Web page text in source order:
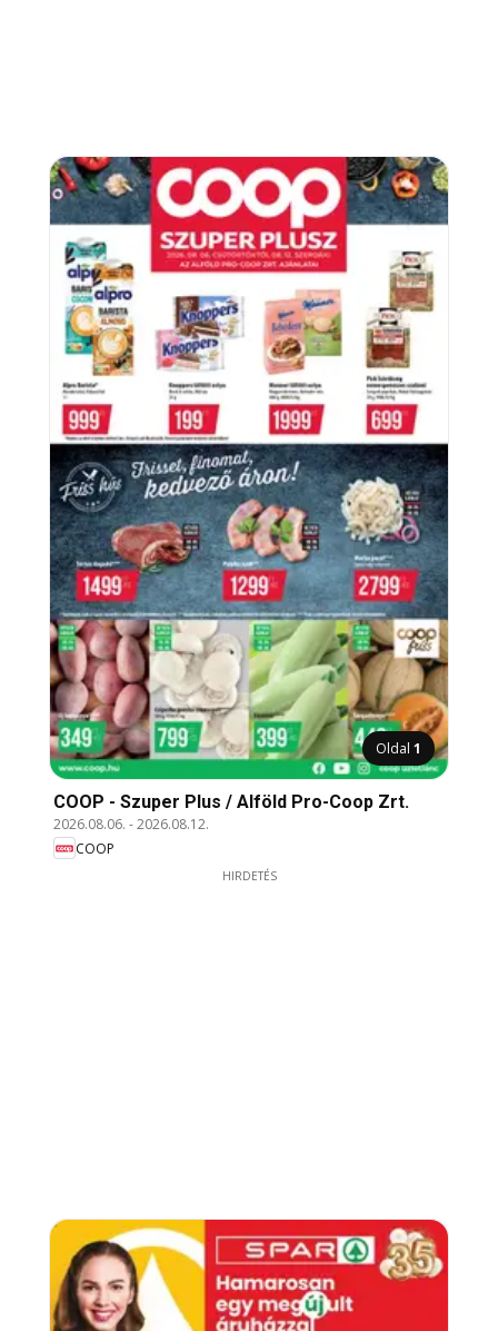
Oldal 1
COOP - Szuper Plus / Alföld Pro-Coop Zrt.
2026.08.06. -2026.08.12.
COOP
HIRDETÉS